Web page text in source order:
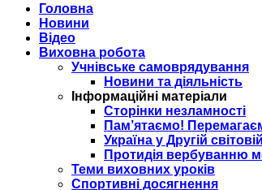
Головна
Новини
Відео
Виховна робота
Учнівське самоврядування
Новини та діяльність
Інформаційні матеріали
Сторінки незламності
Пам’ятаємо!
Україна у Другій
Протидія вербуванню
Теми виховних уроків
Спортивні досягнення